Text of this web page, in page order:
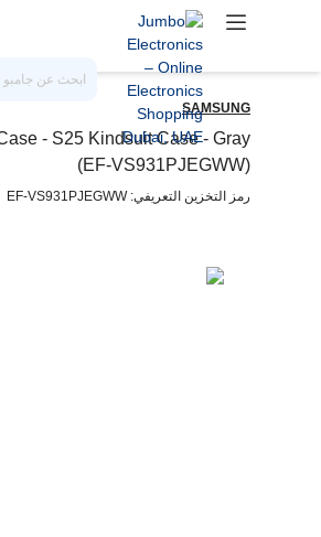
SAMSUNG
- S25 Kindsuit Case - Gray
(EF-VS931PJEGWW)
رمز التخزين التعريفي: EF-VS931PJEGWW